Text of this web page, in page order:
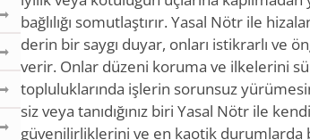
bağlılığı somutlaştırır. Yasal Nötr ile
derin bir saygı duyar, onları istikrarlı ve
verir. Onlar düzeni koruma ve ilkelerini
topluluklarında işlerin sorunsuz
siz veya tanıdığınız biri Yasal Nötr ile
güvenilirliklerini ve en kaotik durumlarda